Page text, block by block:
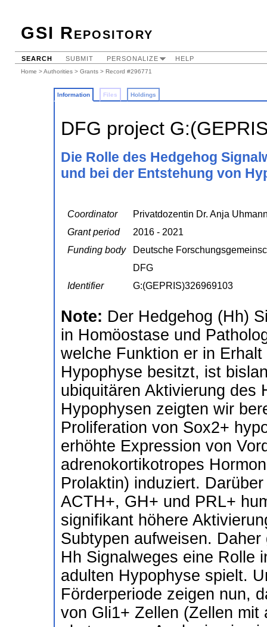
GSI Repository
SEARCH SUBMIT PERSONALIZE HELP
Home >Authorities > Grants > Record #296771
Information Files Holdings
DFG project
Die Rolle des Hedgehog
und bei der Entstehung von
Coordinator
Privatdozentin Dr. Anja
Grant period
2016 - 2021
Funding body
Deutsche
DFG
Identifier
G:(GEPRIS)326969103
Note: Der Hedgehog (Hh)
in Homöostase und
welche Funktion er in
Hypophyse besitzt, ist
ubiquitären Aktivierung des
Hypophysen zeigten wir
Proliferation von Sox2+
erhöhte Expression von
adrenokortikotropes
Prolaktin) induziert.
ACTH+, GH+ und PRL+
signifikant höhere
Subtypen aufweisen.
Hh Signalweges eine Rolle
adulten Hypophyse spielt.
Förderperiode zeigen nun,
von Gli1+ Zellen (Zellen